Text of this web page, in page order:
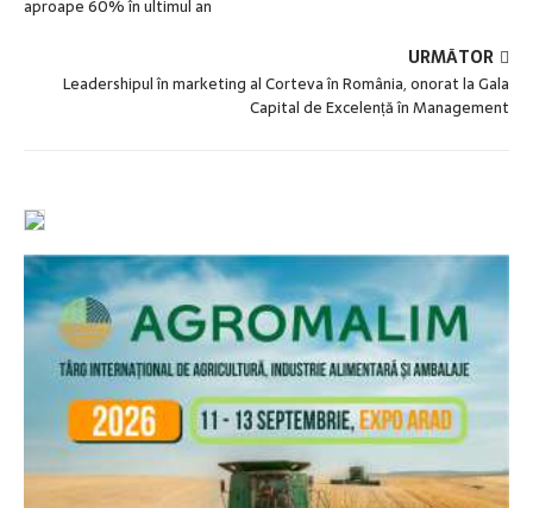
aproape 60% în ultimul an
URMĂTOR
Leadershipul în marketing al Corteva în România, onorat la Gala
Capital de Excelență în Management